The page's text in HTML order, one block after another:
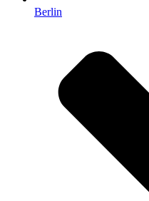
Berlin